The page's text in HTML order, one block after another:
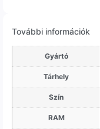
További információk
Gyártó
Tárhely
Szín
RAM